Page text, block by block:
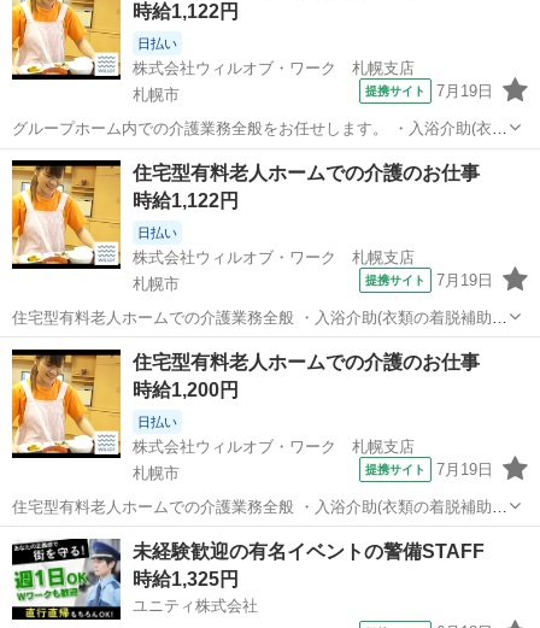
交換など) ・環境整備(居...
時給1,122円
日払い
株式会社ウィルオブ・ワーク 札幌支店
札幌市
提携サイト 7月19日
グループホーム内での介護業務全般をお任せします。 ・入浴介助(衣類
の着脱補助、洗髪、洗顔、体洗い補助など) ・食事介助(食事摂取のサ
ポート、声掛け、見守り、配膳など) ・排泄介助(トイレへの誘導、見
守り、おむつ交換など) ...
北海道 札幌市 その他
住宅型有料老人ホームでの介護のお仕事
時給1,122円
日払い
株式会社ウィルオブ・ワーク 札幌支店
札幌市
提携サイト 7月19日
住宅型有料老人ホームでの介護業務全般 ・入浴介助(衣類の着脱補助、
洗髪、洗顔、体洗い補助など) ・食事介助(食事摂取のサポート、声掛
け、見守り、配膳など) ・排泄介助(トイレへの誘導、見守り、おむつ
交換など) ・環境整備(居...
北海道 札幌市 その他
住宅型有料老人ホームでの介護のお仕事
時給1,200円
日払い
株式会社ウィルオブ・ワーク 札幌支店
札幌市
提携サイト 7月19日
住宅型有料老人ホームでの介護業務全般 ・入浴介助(衣類の着脱補助、
洗髪、洗顔、体洗い補助など) ・食事介助(食事摂取のサポート、声掛
け、見守り、配膳など) ・排泄介助(トイレへの誘導、見守り、おむつ
交換など) ・環境整備(...
北海道 札幌市 その他
未経験歓迎の有名イベントの警備STAFF
時給1,325円
ユニティ株式会社